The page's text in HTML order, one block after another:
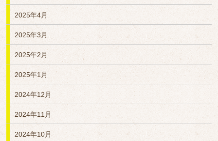
2025年4月
2025年3月
2025年2月
2025年1月
2024年12月
2024年11月
2024年10月